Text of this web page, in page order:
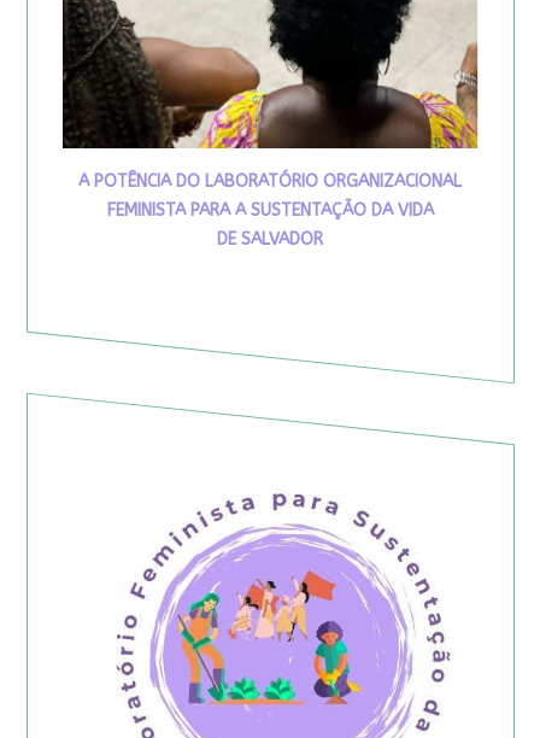
A POTÊNCIA DO LABORATÓRIO ORGANIZACIONAL
FEMINISTA PARA A SUSTENTAÇÃO DA VIDA
DE SALVADOR